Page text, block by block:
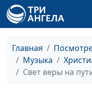
Главная
Музыка
Свет веры на
Я стою у старого
креста
О, как прекрасна